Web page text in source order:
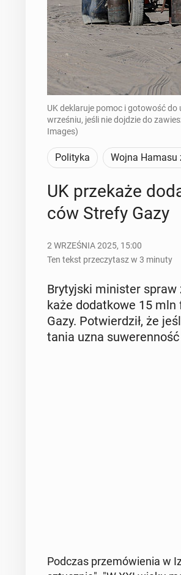
UK deklaruje pomoc i gotowość
wrześniu, jeśli nie dojdzie do
Images)
Polityka Wojna Hamasu
UK prze­ka­że
ców Strefy Gazy
2 WRZEŚNIA 2025, 15:00
Ten tekst przeczytasz w 3 minuty
Bry­tyj­ski mi­ni­ster spraw
ka­że do­dat­ko­we 15
Gazy. Po­twier­dził, że
ta­nia uzna
Podczas prze­mó­wie­nia w